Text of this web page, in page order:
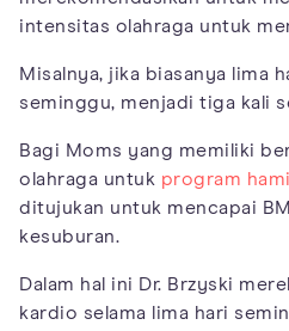
intensitas olahraga untuk
Misalnya, jika biasanya lima
seminggu, menjadi tiga kali
Bagi Moms yang memiliki
olahraga untuk program hamil
ditujukan untuk mencapai
kesuburan.
Dalam hal ini Dr. Brzyski
kardio selama lima hari